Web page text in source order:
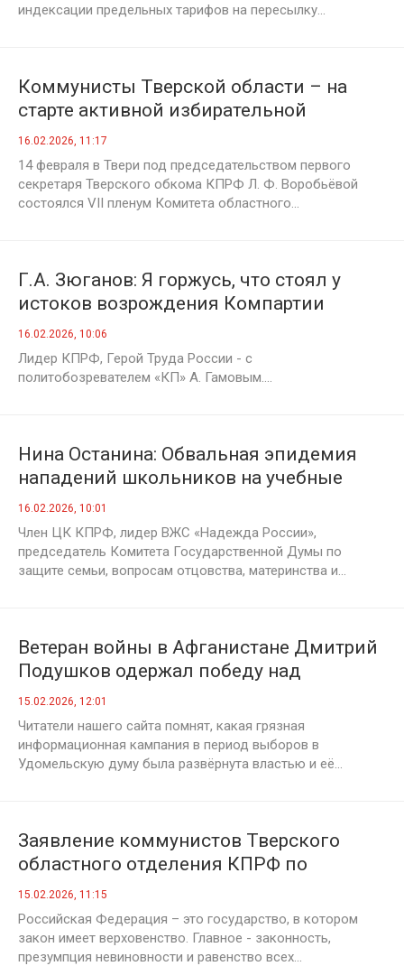
индексации предельных тарифов на пересылку...
Коммунисты Тверской области – на
старте активной избирательной
кампании
16.02.2026, 11:17
14 февраля в Твери под председательством первого
секретаря Тверского обкома КПРФ Л. Ф. Воробьёвой
состоялся VII пленум Комитета областного...
Г.А. Зюганов: Я горжусь, что стоял у
истоков возрождения Компартии
16.02.2026, 10:06
Лидер КПРФ, Герой Труда России - с
политобозревателем «КП» А. Гамовым....
Нина Останина: Обвальная эпидемия
нападений школьников на учебные
учреждения
16.02.2026, 10:01
Член ЦК КПРФ, лидер ВЖС «Надежда России»,
председатель Комитета Государственной Думы по
защите семьи, вопросам отцовства, материнства и...
Ветеран войны в Афганистане Дмитрий
Подушков одержал победу над
клеветниками
15.02.2026, 12:01
Читатели нашего сайта помнят, какая грязная
информационная кампания в период выборов в
Удомельскую думу была развёрнута властью и её...
Заявление коммунистов Тверского
областного отделения КПРФ по
правовой ситуации вокруг депутатов и
представителей Алтайского краевого
отделения партии
15.02.2026, 11:15
Российская Федерация – это государство, в котором
закон имеет верховенство. Главное - законность,
презумпция невиновности и равенство всех...